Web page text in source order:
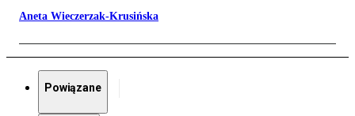
Aneta Wieczerzak-Krusińska
Powiązane